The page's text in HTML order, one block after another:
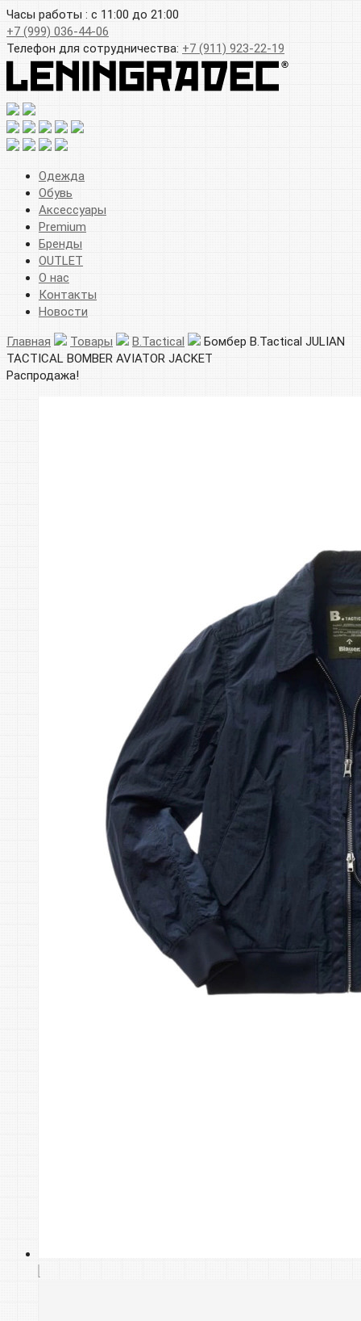
Часы работы : с 11:00 до 21:00
+7 (999) 036-44-06
Телефон для сотрудничества: +7 (911) 923-22-19
Одежда
Обувь
Аксессуары
Premium
Бренды
OUTLET
О нас
Контакты
Новости
Главная Товары B.Tactical
Бомбер B.Tactical JULIAN
TACTICAL BOMBER AVIATOR JACKET
Распродажа!